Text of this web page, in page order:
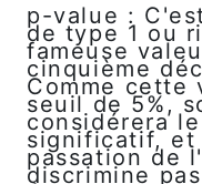
p-value :
de type 1 ou
fameuse
cinquième
Comme cette
seuil de 5%,
considérera
significatif, et
passation de
discrimine